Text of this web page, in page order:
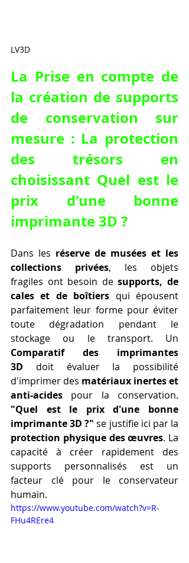
LV3D
La Prise en compte de
la création de supports
de conservation sur
mesure : La protection
des trésors en
choisissant Quel est le
prix d'une bonne
imprimante 3D ?
Dans les réserve de musées et les
collections privées, les objets
fragiles ont besoin de supports, de
cales et de boîtiers qui épousent
parfaitement leur forme pour éviter
toute dégradation pendant le
Comparatif des imprimantes
3D doit évaluer la possibilité
d'imprimer des matériaux inertes et
anti-acides
"Quel est le prix d'une bonne
imprimante 3D ?"
protection physique des œuvres. La
capacité à créer rapidement des
supports personnalisés est un
facteur clé pour le conservateur
humain.
https://www.youtube.com/watch?v=R-
FHu4REre4